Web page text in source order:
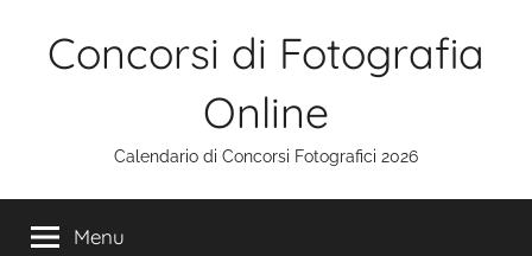
Concorsi di Fotografia
Online
Calendario di Concorsi Fotografici 2026
Menu